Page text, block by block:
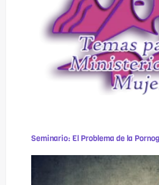
Seminario: El Problema de la